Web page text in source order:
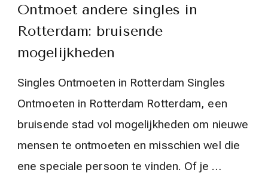
Ontmoet andere singles in
Rotterdam: bruisende
mogelijkheden
Singles Ontmoeten in Rotterdam Singles
Ontmoeten in Rotterdam Rotterdam, een
bruisende stad vol mogelijkheden om nieuwe
mensen te ontmoeten en misschien wel die
ene speciale persoon te vinden. Of je …